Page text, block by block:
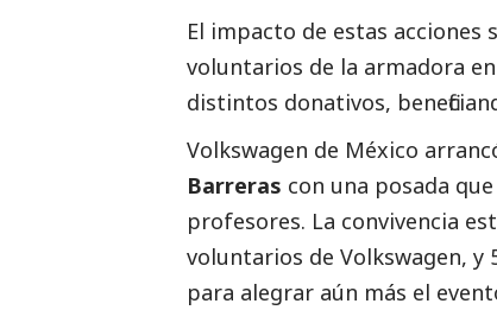
El impacto de estas
voluntarios de la armadora
distintos donativos,
Volkswagen de México
Barreras con una posada
profesores. La convivencia
voluntarios de Volkswagen,
para alegrar aún más el